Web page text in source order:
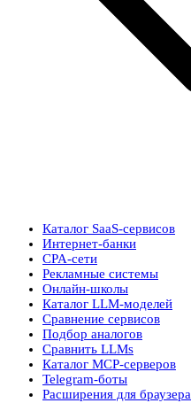
Каталог SaaS-сервисов
Интернет-банки
CPA-сети
Рекламные системы
Онлайн-школы
Каталог LLM-моделей
Сравнение сервисов
Подбор аналогов
Сравнить LLMs
Каталог MCP-серверов
Telegram-боты
Расширения для браузера